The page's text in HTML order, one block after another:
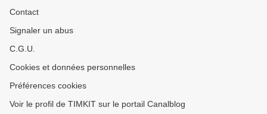
Contact
Signaler un abus
C.G.U.
Cookies et données personnelles
Préférences cookies
Voir le profil de TIMKIT sur le portail Canalblog